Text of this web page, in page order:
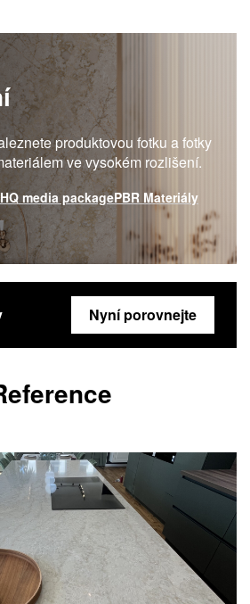
produktovou fotku a fotky
ve vysokém rozlišení.
HQ media packagePBR Materiály
Nyní porovnejte